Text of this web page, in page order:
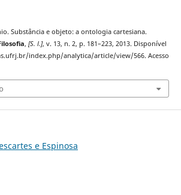
Substância e objeto: a ontologia cartesiana.
, [S. l.], v. 13, n. 2, p. 181–223, 2013. Disponível
index.php/analytica/article/view/566. Acesso
e Espinosa